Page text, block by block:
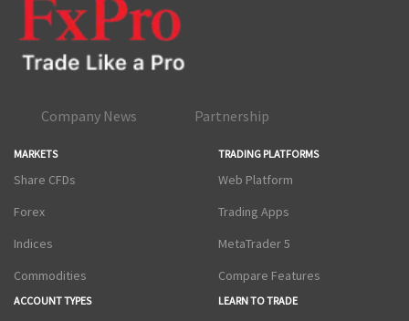
Company News Partnership
MARKETS
Share CFDs
Forex
Indices
Commodities
TRADING PLATFORMS
Web Platform
Trading Apps
MetaTrader 5
Compare Features
ACCOUNT TYPES LEARN TO TRADE